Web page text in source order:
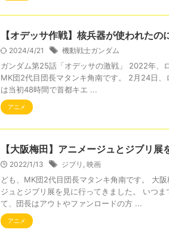
【オデッサ作戦】核兵器が使われた
2024/4/21 機動戦士ガンダム
ガンダム第25話「オデッサの激戦」 2022年、
MK団2代目団長マタンキ角南です。 2月24日
は当初48時間で首都キエ ...
アニメ
【大阪梅田】アニメージュとジブリ展
2022/1/13 ジブリ , 映画
ども、MK団2代目団長マタンキ角南です。 大
ジュとジブリ展を見に行ってきました。 いつ
て、団長はアウトやファンロードの方 ...
アニメ